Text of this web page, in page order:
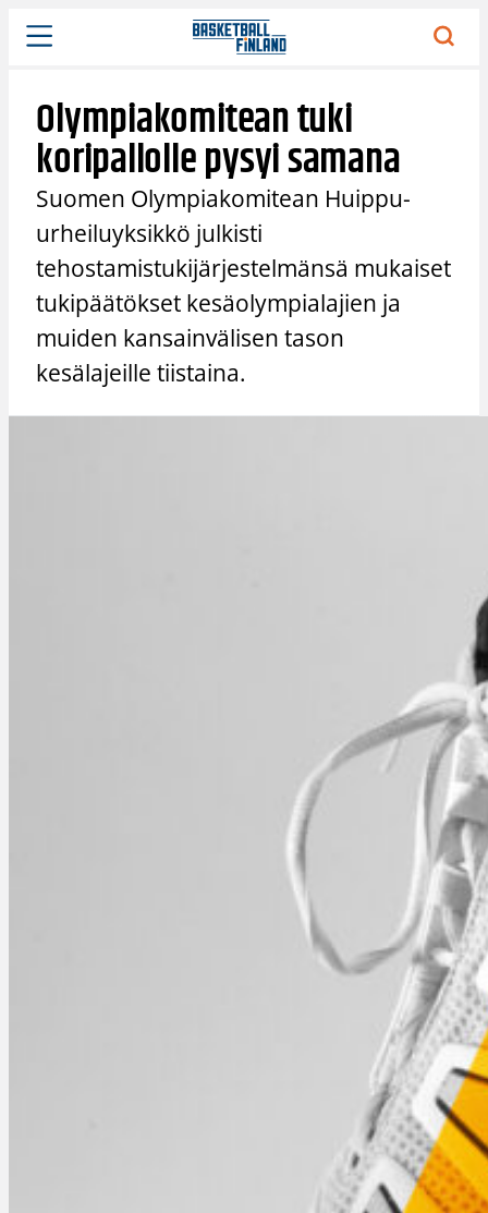
Siirry
sisältöön
Olympiakomitean tuki
koripallolle pysyi samana
Suomen Olympiakomitean Huippu-
urheiluyksikkö julkisti
tehostamistukijärjestelmänsä mukaiset
tukipäätökset kesäolympialajien ja
muiden kansainvälisen tason
kesälajeille tiistaina.